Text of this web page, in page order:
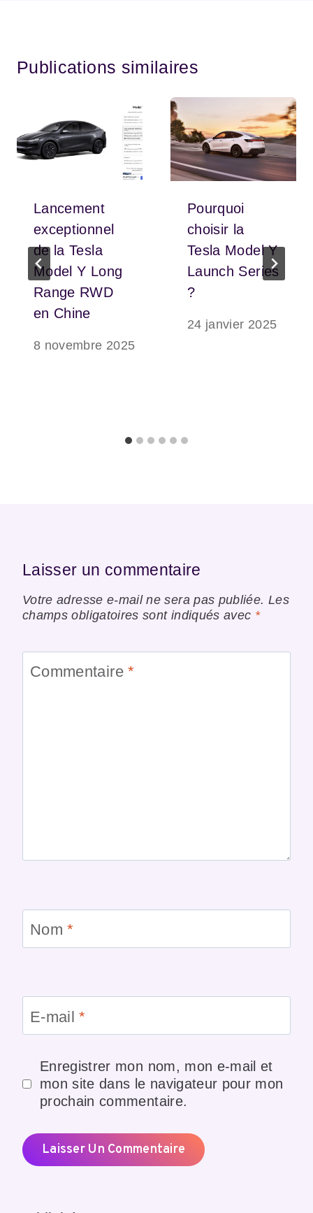
Publications similaires
Lancement
exceptionnel
de la Tesla
Model Y Long
Range RWD
en Chine
8 novembre 2025
Pourquoi
choisir la
Tesla Model Y
Launch Series
?
24 janvier 2025
Laisser un commentaire
Votre adresse e-mail ne sera pas publiée. Les
champs obligatoires sont indiqués avec *
Commentaire*
Nom*
E-mail*
Enregistrer mon nom, mon e-mail et
mon site dans le navigateur pour mon
prochain commentaire.